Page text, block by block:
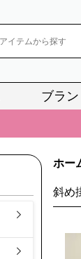
ブラ
📢
📢
ホー
斜め